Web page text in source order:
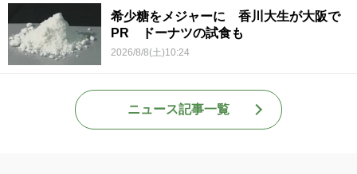
希少糖をメジャーに 香川大生が大阪で
PR ドーナツの試食も
2026/8/8(土)10:24
ニュース記事一覧